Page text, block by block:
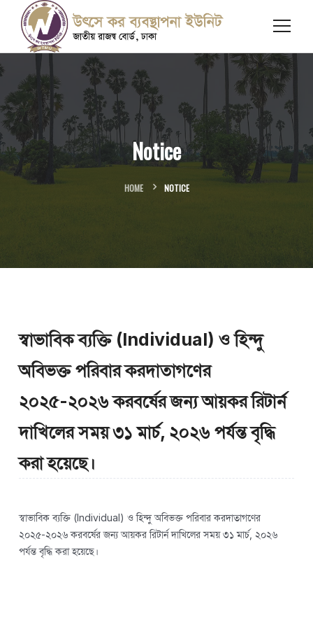
Notice
HOME NOTICE
স্বাভাবিক ব্যক্তি (Individual) ও হিন্দু
অবিভক্ত পরিবার করদাতাগণের
২০২৫-২০২৬ করবর্ষের জন্য আয়কর রিটার্ন
দাখিলের সময় ৩১ মার্চ, ২০২৬ পর্যন্ত বৃদ্ধি
করা হয়েছে।
স্বাভাবিক ব্যক্তি (Individual) ও হিন্দু অবিভক্ত পরিবার করদাতাগণের
২০২৫-২০২৬ করবর্ষের জন্য আয়কর রিটার্ন দাখিলের সময় ৩১ মার্চ, ২০২৬
পর্যন্ত বৃদ্ধি করা হয়েছে।